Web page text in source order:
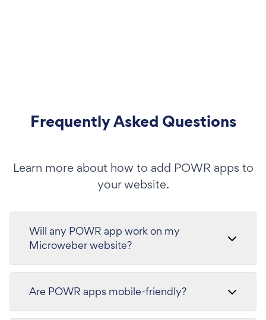
Frequently Asked Questions
Learn more about how to add POWR apps to
your website.
Will any POWR app work on my
Microweber website?
Are POWR apps mobile-friendly?